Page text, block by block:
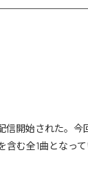
信開始された。
含む全1曲となって